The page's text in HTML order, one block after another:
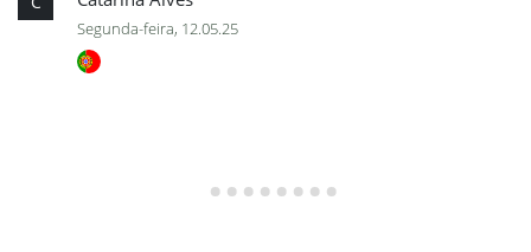
Segunda-feira, 12.05.25